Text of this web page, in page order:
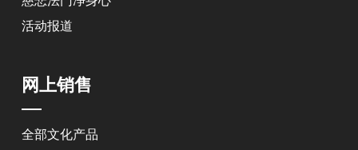
活动报道
网上销售
全部文化产品